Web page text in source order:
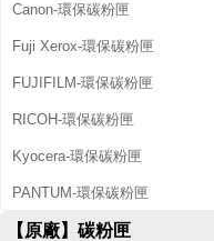
T
N
4
Canon-環保碳粉匣
Fuji Xerox-環保碳粉匣
FUJIFILM-環保碳粉匣
RICOH-環保碳粉匣
Kyocera-環保碳粉匣
PANTUM-環保碳粉匣
【原廠】碳粉匣